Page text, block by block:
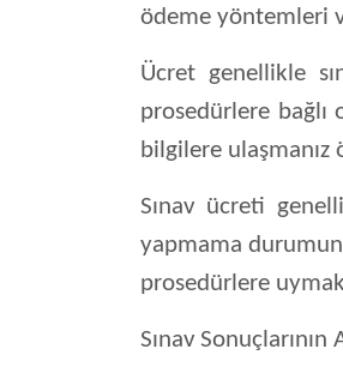
ödeme yöntemleri
Ücret genellikle
prosedürlere bağlı
bilgilere ulaşmanız
Sınav ücreti
yapmama
prosedürlere
Sınav Sonuçlarının